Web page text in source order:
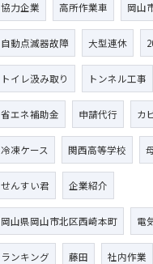
協力企業 高所作業車 岡山
自動点滅器故障 大型連休
トイレ汲み取り トンネル工事
省エネ補助金 申請代行 カ
冷凍ケース 関西高等学校
せんすい君 企業紹介
岡山県岡山市北区西崎本町 電
ランキング 藤田 社内作業